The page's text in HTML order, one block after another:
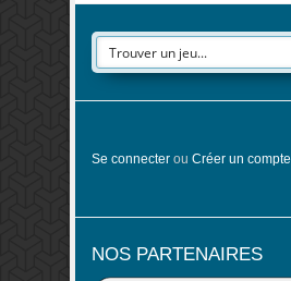
Se connecter ou Créer un compte
NOS PARTENAIRES